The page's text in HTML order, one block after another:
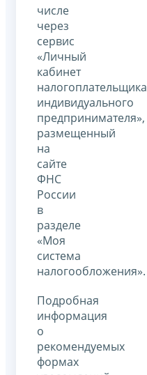
числе
через
сервис
«Личный
кабинет
налогоплательщика
индивидуального
предпринимателя»,
размещенный
на
сайте
ФНС
России
в
разделе
«Моя
система
налогообложения».
Подробная
информация
о
рекомендуемых
формах